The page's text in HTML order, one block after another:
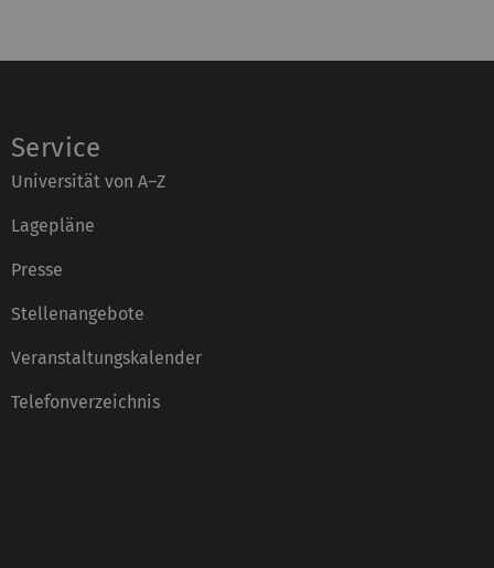
Service
Universität von A–Z
Lagepläne
Presse
Stellenangebote
Veranstaltungskalender
Telefonverzeichnis